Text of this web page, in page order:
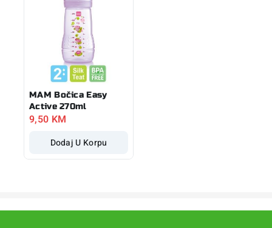
MAM Bočica Easy
Active 270ml
9,50 KM
Dodaj U Korpu